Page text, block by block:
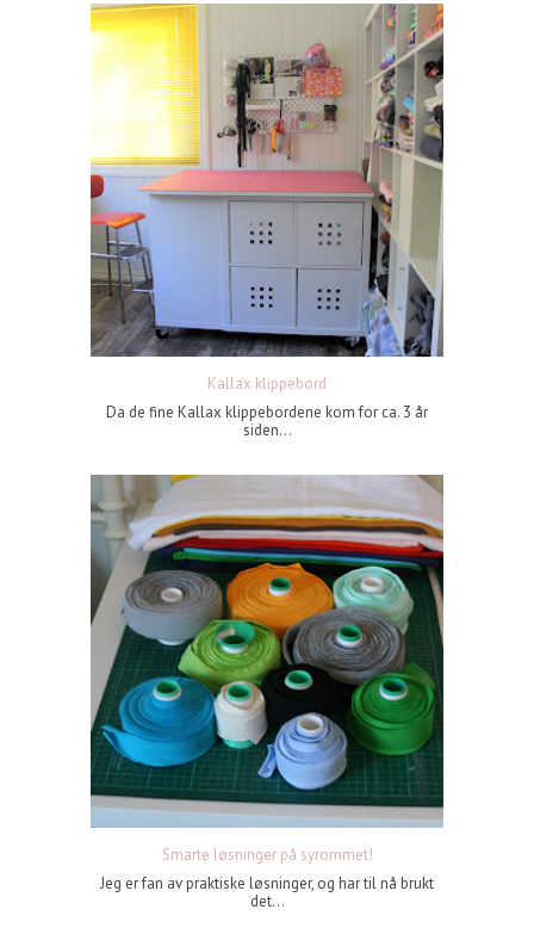
Kallax klippebord
Da de fine Kallax klippebordene kom for ca. 3 år
siden...
Smarte løsninger på syrommet!
Jeg er fan av praktiske løsninger, og har til nå brukt
det...